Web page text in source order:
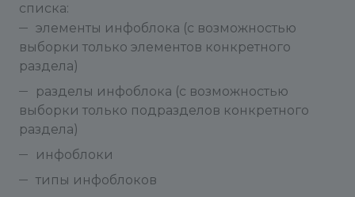
списка:
элементы инфоблока (с возможностью
выборки только элементов конкретного
раздела)
разделы инфоблока (с возможностью
выборки только подразделов конкретного
раздела)
инфоблоки
типы инфоблоков